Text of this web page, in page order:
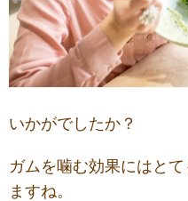
いかがでしたか？
ガムを噛む効果にはと
ますね。